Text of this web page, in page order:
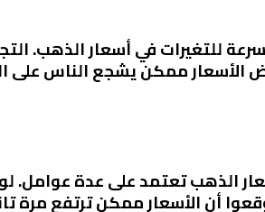
للتغيرات في أسعار الذهب.
الأسعار ممكن يشجع الناس على
الذهب تعتمد على عدة
أن الأسعار ممكن ترتفع مرة